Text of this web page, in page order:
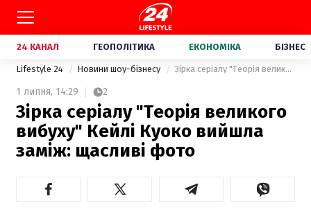
24 КАНАЛ ГЕОПОЛІТИКА ЕКОНОМІКА БІЗНЕС
Lifestyle 24 Новини шоу-бізнесу Зірка серіалу "Теорія великого вибуху" Кейлі Куоко вийшла заміж: щасливі фото
1 липня, 14:29 2
Зірка серіалу "Теорія великого
вибуху" Кейлі Куоко вийшла
заміж: щасливі фото